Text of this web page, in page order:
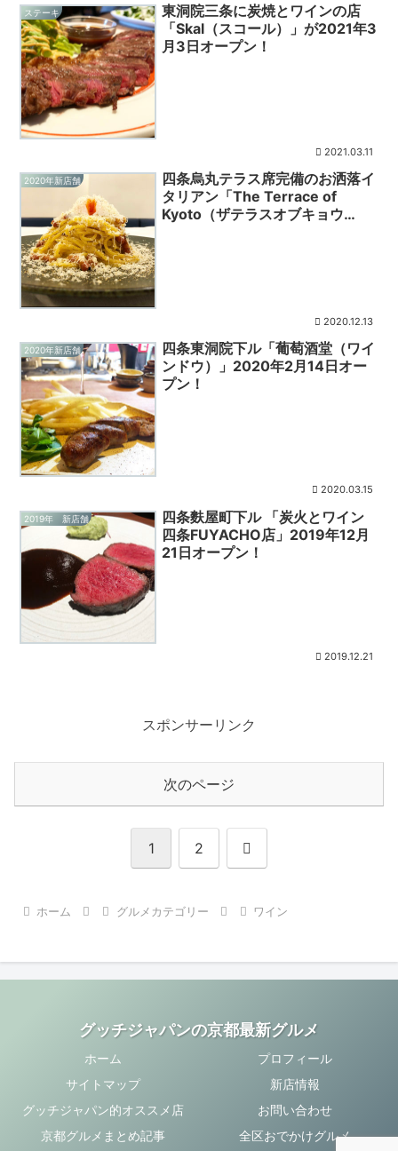
ステーキ
東洞院三条に炭焼とワインの店
「Skal（スコール）」が2021年3
月3日オープン！
2021.03.11
2020年新店舗
四条烏丸テラス席完備のお洒落イ
タリアン「The Terrace of
Kyoto（ザテラスオブキョウ
2020.12.13
2020年新店舗
四条東洞院下ル「葡萄酒堂（ワイ
ンドウ）」2020年2月14日オー
プン！
2020.03.15
2019年 新店舗
四条麩屋町下ル 「炭火とワイン
四条FUYACHO店」2019年12月
21日オープン！
2019.12.21
スポンサーリンク
次のページ
1 2 次
ホーム グルメカテゴリー ワイン
グッチジャパンの京都最新グルメ
ホーム
プロフィール
サイトマップ
新店情報
グッチジャパン的オススメ店
お問い合わせ
京都グルメまとめ記事
全区おでかけグルメ